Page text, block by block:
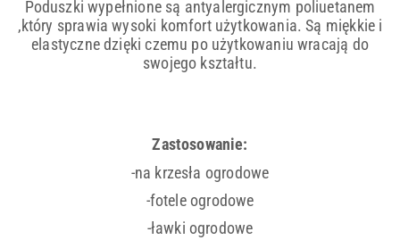
Poduszki wypełnione są antyalergicznym poliuetanem
,który sprawia wysoki komfort użytkowania. Są miękkie i
elastycznedzięki czemu po użytkowaniu wracają do
swojego kształtu.
Zastosowanie:
-na krzesła ogrodowe
-fotele ogrodowe
-ławki ogrodowe